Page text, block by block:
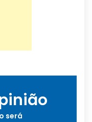
será